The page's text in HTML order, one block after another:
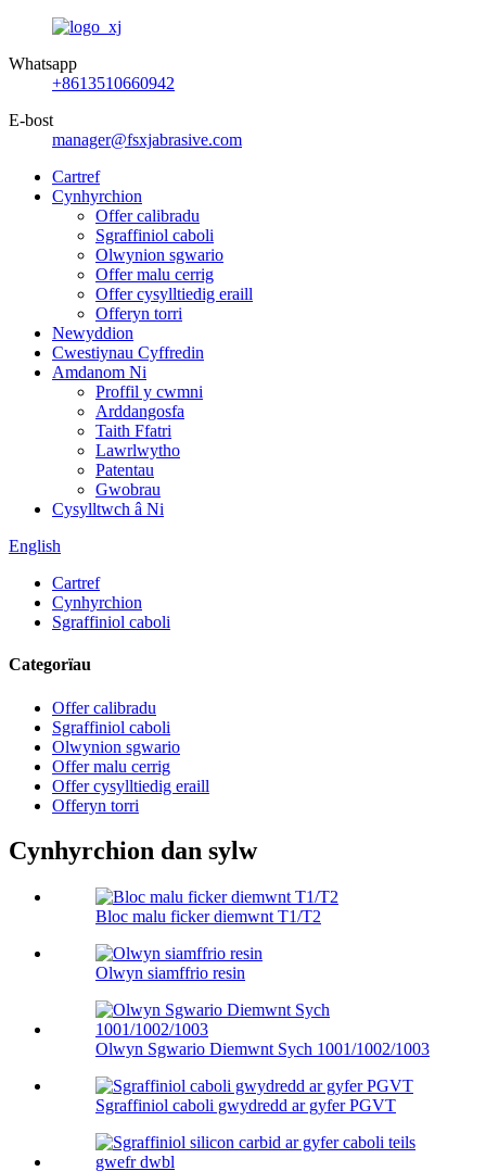
Whatsapp
+8613510660942
E-bost
manager@fsxjabrasive.com
Cartref
Cynhyrchion
Offer calibradu
Sgraffiniol caboli
Olwynion sgwario
Offer malu cerrig
Offer cysylltiedig eraill
Offeryn torri
Newyddion
Cwestiynau Cyffredin
Amdanom Ni
Proffil y cwmni
Arddangosfa
Taith Ffatri
Lawrlwytho
Patentau
Gwobrau
Cysylltwch â Ni
English
Cartref
Cynhyrchion
Sgraffiniol caboli
Categorïau
Offer calibradu
Sgraffiniol caboli
Olwynion sgwario
Offer malu cerrig
Offer cysylltiedig eraill
Offeryn torri
Cynhyrchion dan sylw
Bloc malu ficker diemwnt T1/T2
Olwyn siamffrio resin
Olwyn Sgwario Diemwnt Sych 1001/1002/1003
Sgraffiniol caboli gwydredd ar gyfer PGVT